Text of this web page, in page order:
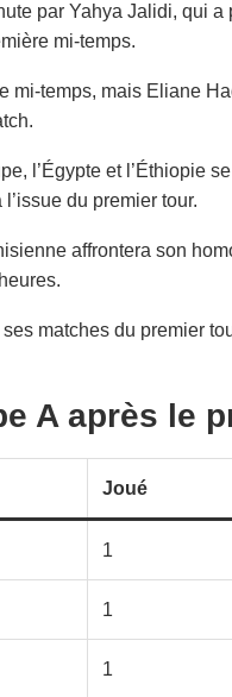
par Yahya Jalidi, qui
mi-temps.
mi-temps, mais Eliane
l’Égypte et l’Éthiopie
du premier tour.
affrontera son
matches du premier
A après le
Joué
1
1
1